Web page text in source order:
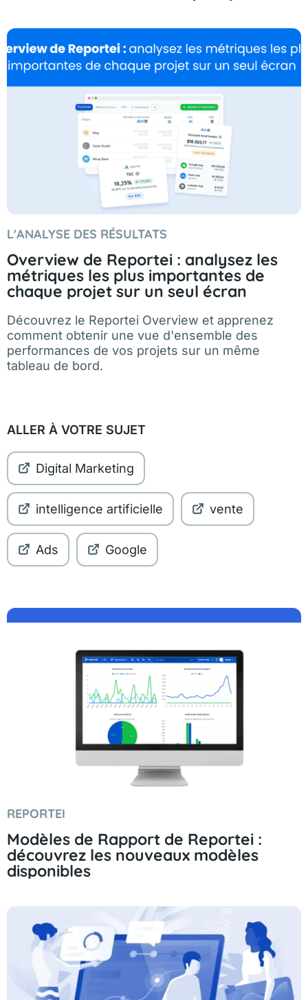
L'ANALYSE DES RÉSULTATS
Overview de Reportei : analysez les
métriques les plus importantes de
chaque projet sur un seul écran
Découvrez le Reportei Overview et apprenez
comment obtenir une vue d'ensemble des
performances de vos projets sur un même
tableau de bord.
ALLER À VOTRE SUJET
Digital Marketing
intelligence artificielle vente
Ads Google
REPORTEI
Modèles de Rapport de Reportei :
découvrez les nouveaux modèles
disponibles